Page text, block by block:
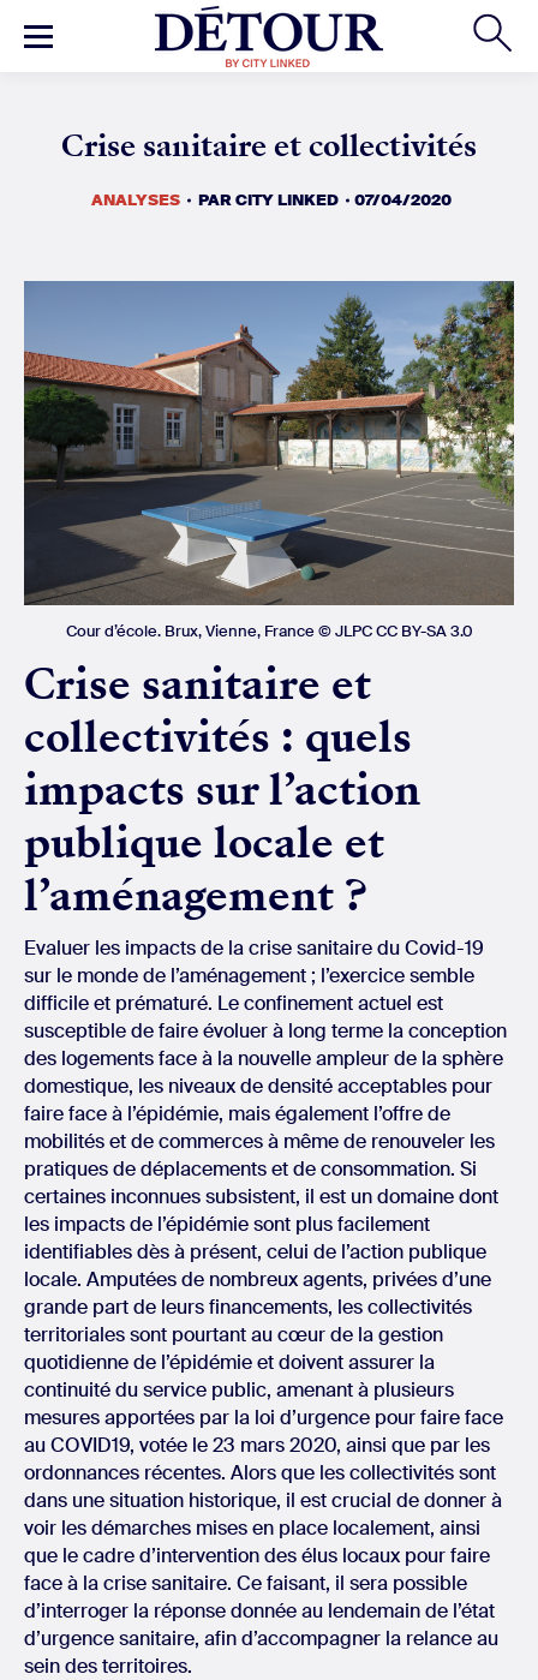
ANALYSES PARCITY LINKED 07/04/2020
Cour d’école. Brux, Vienne, France © JLPC CC BY-SA 3.0
Crise sanitaire et
collectivités : quels
impacts sur l’action
publique locale et
l’aménagement ?
Evaluer les impacts de la crise sanitaire du Covid-19
sur le monde de l’aménagement ; l’exercice semble
difficile et prématuré. Le confinement actuel est
susceptible de faire évoluer à long terme la conception
des logements face à la nouvelle ampleur de la sphère
domestique, les niveaux de densité acceptables pour
faire face à l’épidémie, mais également l’offre de
mobilités et de commerces à même de renouveler les
pratiques de déplacements et de consommation. Si
certaines inconnues subsistent, il est un domaine dont
les impacts de l’épidémie sont plus facilement
identifiables dès à présent, celui de l’action publique
locale. Amputées de nombreux agents, privées d’une
grande part de leurs financements, les collectivités
territoriales sont pourtant au cœur de la gestion
quotidienne de l’épidémie et doivent assurer la
continuité du service public, amenant à plusieurs
mesures apportées par la loi d’urgence pour faire face
au COVID19, votée le 23 mars 2020, ainsi que par les
ordonnances récentes. Alors que les collectivités sont
dans une situation historique, il est crucial de donner à
voir les démarches mises en place localement, ainsi
que le cadre d’intervention des élus locaux pour faire
face à la crise sanitaire. Ce faisant, il sera possible
d’interroger la réponse donnée au lendemain de l’état
d’urgence sanitaire, afin d’accompagner la relance au
sein des territoires.